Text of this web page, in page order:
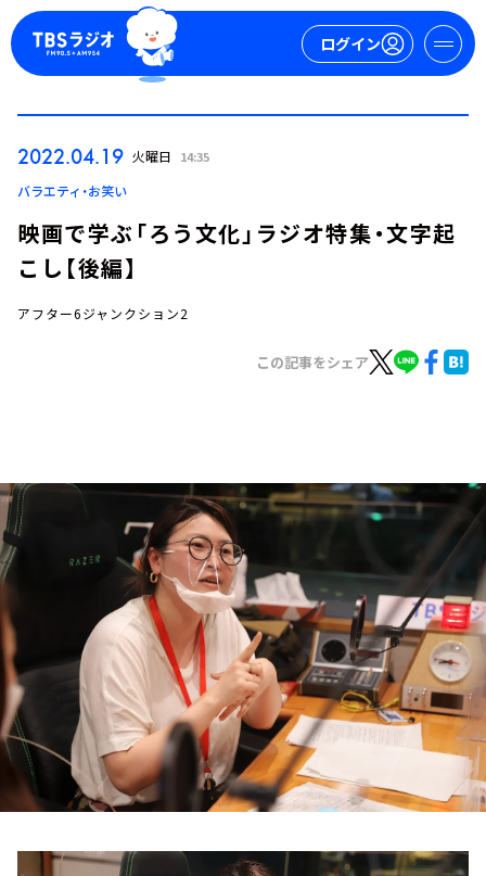
ログイン
ログイン
お知らせ
イベント・グッズ
YouTube
会社情報
2022.04.19 火曜日 14:35
バラエティ・お笑い
映画で学ぶ「ろう文化」ラジオ特集・文字起
こし【後編】
アフター6ジャンクション2
この記事をシェア